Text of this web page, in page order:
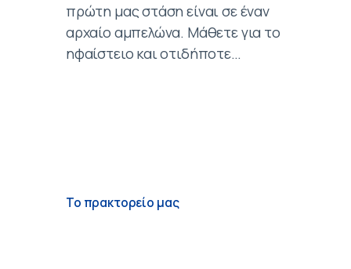
πρώτη μας στάση είναι σε έναν
αρχαίο αμπελώνα. Μάθετε για το
ηφαίστειο και οτιδήποτε…
Το πρακτορείο μας